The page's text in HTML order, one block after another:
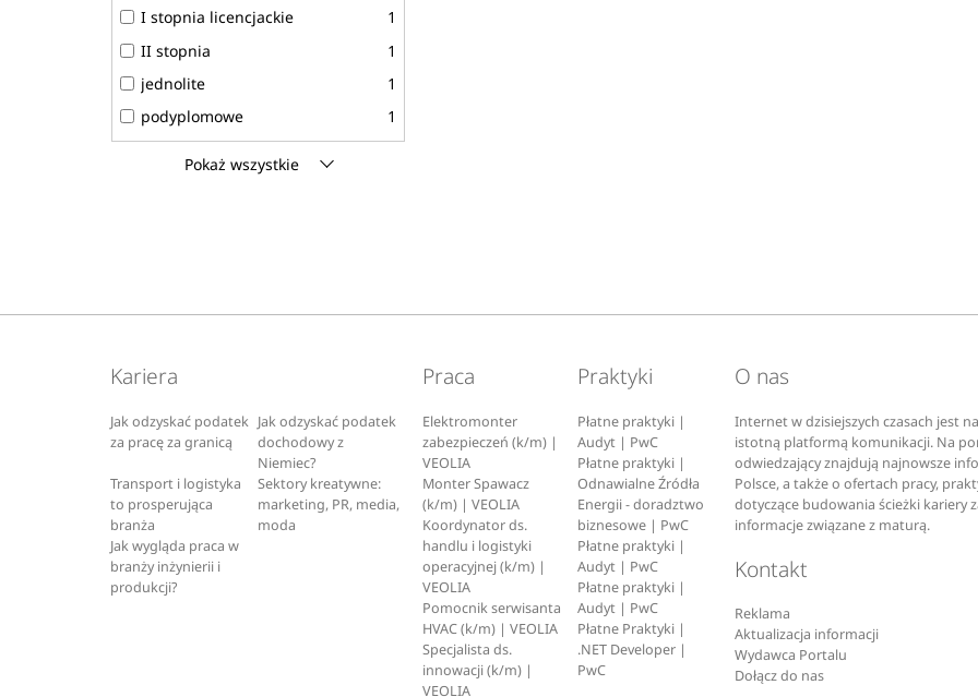
I stopnia licencjackie
1
II stopnia
1
jednolite
1
podyplomowe
1
Pokaż wszystkie
Kariera
Jak odzyskać podatek
za pracę za granicą
Jak odzyskać podatek
dochodowy z
Niemiec?
Transport i logistyka
to prosperująca
branża
Sektory kreatywne:
marketing, PR, media,
moda
Jak wygląda praca w
branży inżynierii i
produkcji?
Praca
Elektromonter
zabezpieczeń (k/m) |
VEOLIA
Monter Spawacz
(k/m) | VEOLIA
Koordynator ds.
handlu i logistyki
operacyjnej (k/m) |
VEOLIA
Pomocnik serwisanta
HVAC (k/m) | VEOLIA
Specjalista ds.
innowacji (k/m) |
VEOLIA
Praktyki
Płatne praktyki |
Audyt | PwC
Płatne praktyki |
Odnawialne Źródła
Energii - doradztwo
biznesowe | PwC
Płatne praktyki |
Audyt | PwC
Płatne praktyki |
Audyt | PwC
Płatne Praktyki |
.NET Developer |
PwC
O nas
Internet w dzisiejszych czasach jest
istotną platformą komunikacji. Na
odwiedzający znajdują najnowsze
Polsce, a także o ofertach pracy,
dotyczące budowania ścieżki kariery
informacje związane z maturą.
Kontakt
Reklama
Aktualizacja informacji
Wydawca Portalu
Dołącz do nas